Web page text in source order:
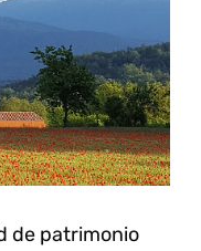
de patrimonio